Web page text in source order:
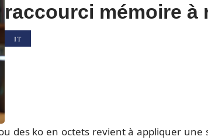
raccourci mémoire à
IT
des ko en octets revient à appliquer une